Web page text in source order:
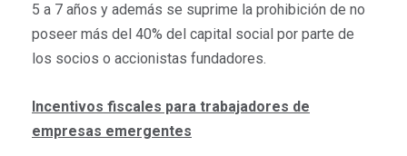
5 a 7 años y además se suprime la prohibición de no
poseer más del 40% del capital social por parte de
los socios o accionistas fundadores.
Incentivos fiscales para trabajadores de
empresas emergentes